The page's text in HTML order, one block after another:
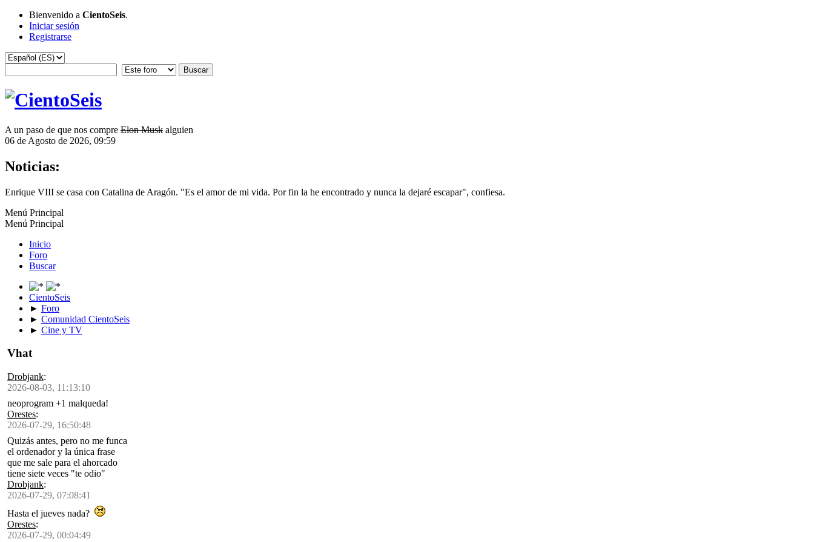
Bienvenido a CientoSeis.
Iniciar sesión
Registrarse
A un paso de que nos compre Elon Musk alguien
06 de Agosto de 2026, 09:59
Noticias:
Enrique VIII se casa con Catalina de Aragón. "Es el amor de mi vida. Por fin la he encontrado y nunca la dejaré escapar", confiesa.
Menú Principal
Menú Principal
Inicio
Foro
Buscar
CientoSeis
► Foro
► Comunidad CientoSeis
► Cine y TV
Vhat
Drobjank:
2026-08-03, 11:13:10
neoprogram +1 malqueda!
Orestes:
2026-07-29, 16:50:48
Quizás antes, pero no me funca
el ordenador y la única frase
que me sale para el ahorcado
tiene siete veces "te odio"
Drobjank:
2026-07-29, 07:08:41
Hasta el jueves nada?
Orestes:
2026-07-29, 00:04:49